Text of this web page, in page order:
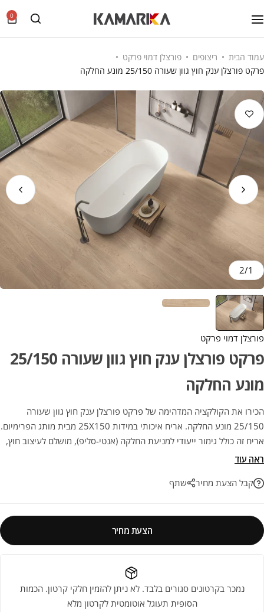
0
עמוד הבית ריצופים
פורצלן דמוי פרקט
פרקט פורצלן ענק חוץ גוון שעורה 25/150 מונע החלקה
1
/
2
פורצלן דמוי פרקט
פרקט פורצלן ענק חוץ גוון שעורה 25/150
מונע החלקה
הכירו את הקולקציה המדהימה של פרקט פורצלן ענק חוץ גוון שעורה
25/150 מונע החלקה. אריח איכותי במידות 25X150 מבית מותג הפרימיום.
אריח זה כולל גימור ייעודי למניעת החלקה (אנטי-סליפ), מושלם לעיצוב חוץ,
מרפסות, בריכות וגינות ללא פשרות על הבטיחות. השילוב האידיאלי בין
ראה עוד
קבל הצעת מחיר
שתף
הצעת מחיר
נמכר בקרטונים סגורים בלבד. לא ניתן להזמין חלקי קרטון. הכמות
הסופית תעוגל אוטומטית לקרטון מלא